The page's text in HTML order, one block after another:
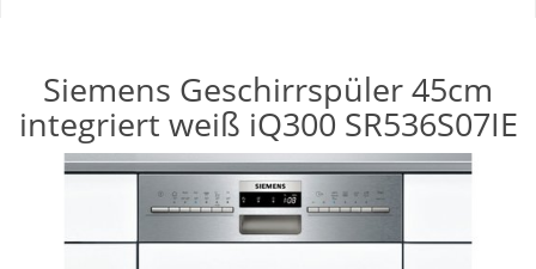
Siemens Geschirrspüler 45cm
integriert weiß iQ300 SR536S07IE